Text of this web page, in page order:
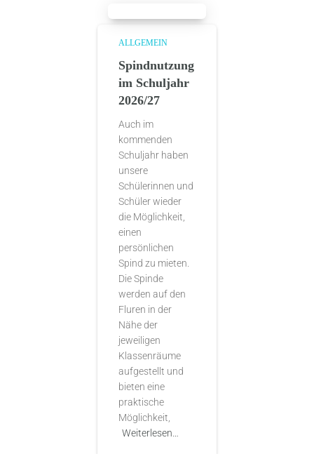
ALLGEMEIN
Spindnutzung
im Schuljahr
2026/27
Auch im
kommenden
Schuljahr haben
unsere
Schülerinnen und
Schüler wieder
die Möglichkeit,
einen
persönlichen
Spind zu mieten.
Die Spinde
werden auf den
Fluren in der
Nähe der
jeweiligen
Klassenräume
aufgestellt und
bieten eine
praktische
Möglichkeit,
Weiterlesen…